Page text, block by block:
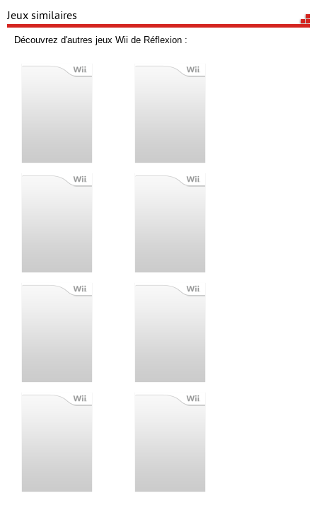
Jeux similaires
Découvrez d'autres jeux Wii de Réflexion :